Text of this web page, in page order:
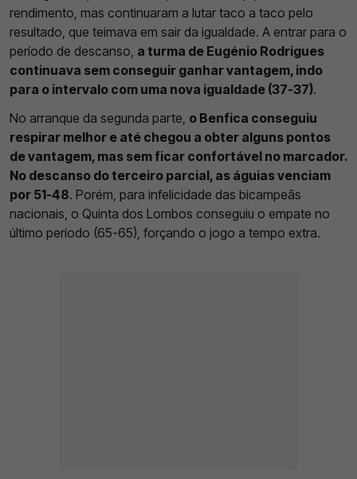
rendimento, mas continuaram a lutar taco a taco pelo
resultado, que teimava em sair da igualdade. A entrar para o
período de descanso, a turma de Eugénio Rodrigues
continuava sem conseguir ganhar vantagem, indo
para o intervalo com uma nova igualdade (37-37).
No arranque da segunda parte, o Benfica conseguiu
respirar melhor e até chegou a obter alguns pontos
de vantagem, mas sem ficar confortável no marcador.
No descanso do terceiro parcial, as águias venciam
por 51-48. Porém, para infelicidade das bicampeãs
nacionais, o Quinta dos Lombos conseguiu o empate no
último período (65-65), forçando o jogo a tempo extra.